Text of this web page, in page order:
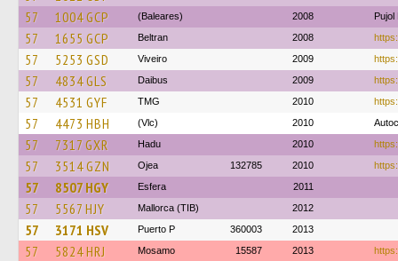
57
1004 GCP (Baleares) 2008
57 1655 GCP Beltran 2008
57 5253 GSD Viveiro 2009
57 4834 GLS Daibus 2009
57 4531 GYF TMG 2010
57 4473 HBH (Vlc) 2010
57 7317 GXR Hadu 2010
57 3514 GZN Ojea 132785 2010
57 8507 HGY Esfera 2011
57 5567 HJY Mallorca (TIB) 2012
57 3171 HSV Puerto P 360003 2013
57 5824 HRJ Mosamo 15587 2013